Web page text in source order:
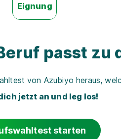
Eignung
passt zu
von Azubiyo heraus,
jetzt an und leg los!
starten